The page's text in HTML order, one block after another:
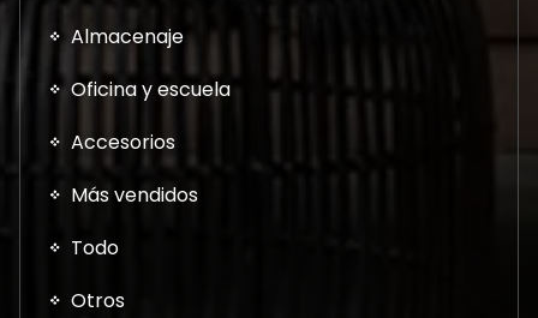
Almacenaje
Oficina y escuela
Accesorios
Más vendidos
Todo
Otros